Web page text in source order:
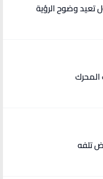
المحرك
تلفه